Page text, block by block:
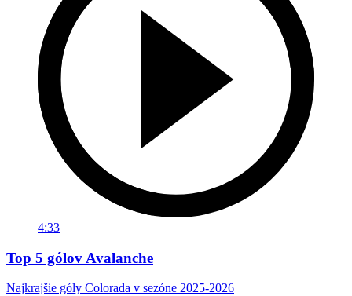
4:33
Top 5 gólov Avalanche
Najkrajšie góly Colorada v sezóne 2025-2026